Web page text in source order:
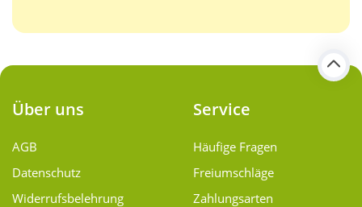
Über uns
AGB
Datenschutz
Widerrufsbelehrung
Service
Häufige Fragen
Freiumschläge
Zahlungsarten